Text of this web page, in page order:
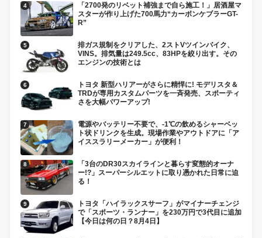
「2700発のリベット補強まで自ら施工！」居酒屋マ
スターが作り上げた700馬力“カーボンケブラーGT-
R”
排ガス規制をクリアした、2ストVツインバイク、
VINS。排気量は249.5cc、83HPを絞り出す。その
エンジンの技術とは
トヨタ 新型ハリアーがさらに精悍に! モデリスタ＆
TRDが専用カスタムパーツを一斉発売、スポーティ
さを大幅パワーアップ!
電源やバッテリー不要で、-1℃の飲めるシャーベッ
ト状ドリンクを生成。現場作業やアウトドアに「ア
イススラリーメーカー」が便利！
「3台のDR30スカイラインと暮らす変態的オーナ
ー!?」スーパーシルエットに取り憑かれた日常に迫
る！
トヨタ「ハイラックスサーフ」がマイナーチェンジ
で「スポーツ・ランナー」を230万円で3代目に追加
【今日は何の日？8月4日】